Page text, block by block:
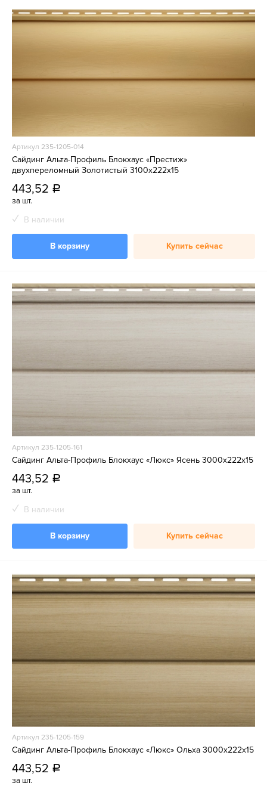
Артикул 235-1205-014
Сайдинг Альта-Профиль Блокхаус «Престиж»
двухпереломный Золотистый 3100x222х15
443,52 a
за шт.
В наличии
В корзину Купить сейчас
Артикул 235-1205-161
Сайдинг Альта-Профиль Блокхаус «Люкс» Ясень 3000х222х15
443,52 a
за шт.
В наличии
В корзину Купить сейчас
Артикул 235-1205-159
Сайдинг Альта-Профиль Блокхаус «Люкс» Ольха 3000х222х15
443,52 a
за шт.